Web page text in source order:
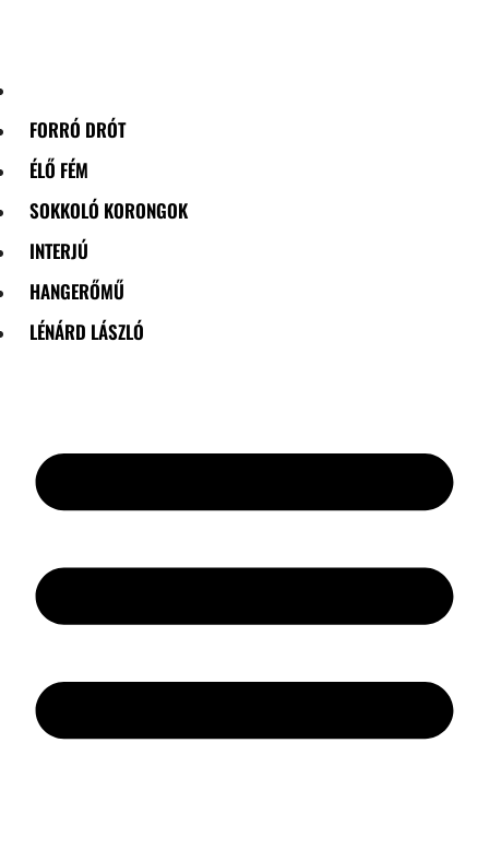
content
FORRÓ DRÓT
ÉLŐ FÉM
SOKKOLÓ KORONGOK
INTERJÚ
HANGERŐMŰ
LÉNÁRD LÁSZLÓ